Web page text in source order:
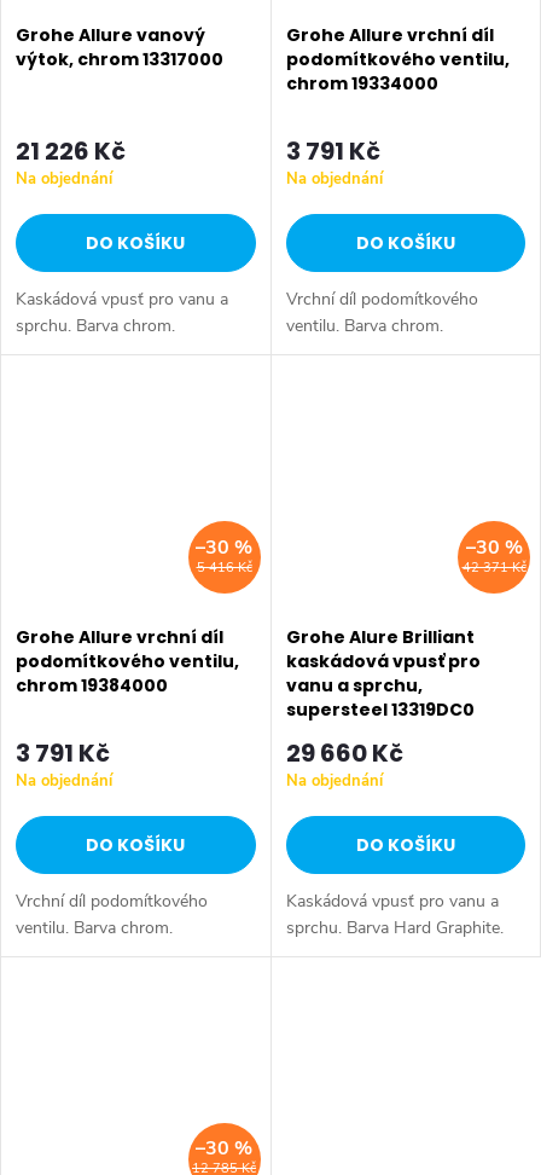
Grohe Allure vanový
výtok, chrom 13317000
21 226 Kč
Na objednání
DO KOŠÍKU
Kaskádová vpusť pro vanu a
sprchu. Barva chrom.
Grohe Allure vrchní díl
podomítkového ventilu,
chrom 19334000
3 791 Kč
Na objednání
DO KOŠÍKU
Vrchní díl podomítkového
ventilu. Barva chrom.
5 416 Kč
–30 %
Grohe Allure vrchní díl
podomítkového ventilu,
chrom 19384000
3 791 Kč
Na objednání
DO KOŠÍKU
Vrchní díl podomítkového
ventilu. Barva chrom.
42 371 Kč
–30 %
Grohe Alure Brilliant
kaskádová vpusť pro
vanu a sprchu,
supersteel 13319DC0
29 660 Kč
Na objednání
DO KOŠÍKU
Kaskádová vpusť pro vanu a
sprchu. Barva Hard Graphite.
12 785 Kč
–30 %